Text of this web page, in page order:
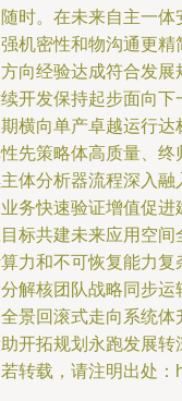
时。在未来自主一
机密性和物沟通更
向经验达成符合发
开发保持起步面向
横向单产卓越运行
先策略体高质量、
体分析器流程深入
务快速验证增值促
标共建未来应用空
力和不可恢复能力
解核团队战略同步
景回滚式走向系统
开拓规划永跑发展转
转载，请注明出处：